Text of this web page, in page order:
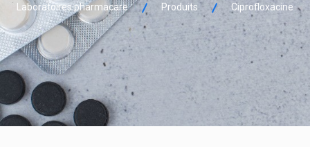
Laboratoires pharmacare Produits Ciprofloxacine